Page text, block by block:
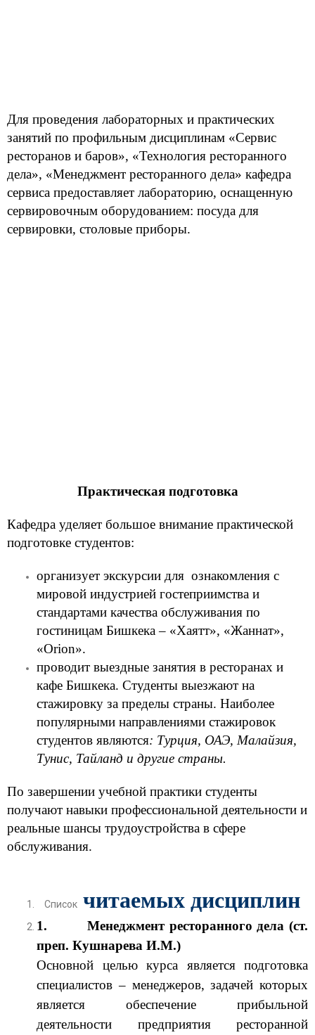
Для проведения лабораторных и практических
занятий по профильным дисциплинам «Сервис
ресторанов и баров», «Технология ресторанного
дела», «Менеджмент ресторанного дела» кафедра
сервиса предоставляет лабораторию, оснащенную
сервировочным оборудованием: посуда для
сервировки, столовые приборы.
Практическая подготовка
Кафедра уделяет большое внимание практической
подготовке студентов:
организует экскурсии для ознакомления с
мировой индустрией гостеприимства и
стандартами качества обслуживания по
гостиницам Бишкека – «Хаятт», «Жаннат»,
«Orion».
проводит выездные занятия в ресторанах и
кафе Бишкека. Студенты выезжают на
стажировку за пределы страны. Наиболее
популярными направлениями стажировок
студентов являются: Турция, ОАЭ, Малайзия,
Тунис, Тайланд и другие страны.
По завершении учебной практики студенты
получают навыки профессиональной деятельности и
реальные шансы трудоустройства в сфере
обслуживания.
Список читаемых дисциплин
1.
Менеджмент ресторанного дела (ст.
преп. Кушнарева И.М.)
Основной целью курса является подготовка
специалистов – менеджеров, задачей которых
является обеспечение прибыльной
деятельности предприятия ресторанной